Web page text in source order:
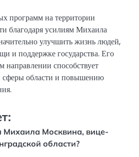
программ на территории
благодаря усилиям Михаила
улучшить жизнь людей,
и поддержке государства. Его
направлении способствует
сферы области и повышению
Михаила Москвина, вице-
области?